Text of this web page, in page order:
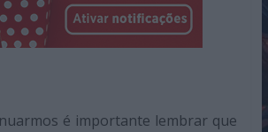
é importante lembrar que